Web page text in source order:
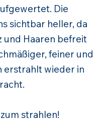
Die
sichtbar heller, da
und Haaren befreit
feiner und
erstrahlt wieder in
strahlen!